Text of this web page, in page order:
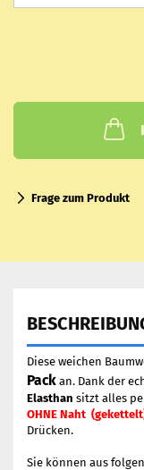
Frage zum Produkt
Diese weichen
Pack an. Dank der
Elasthan sitzt alles
OHNE Naht
Drücken.
Sie können aus